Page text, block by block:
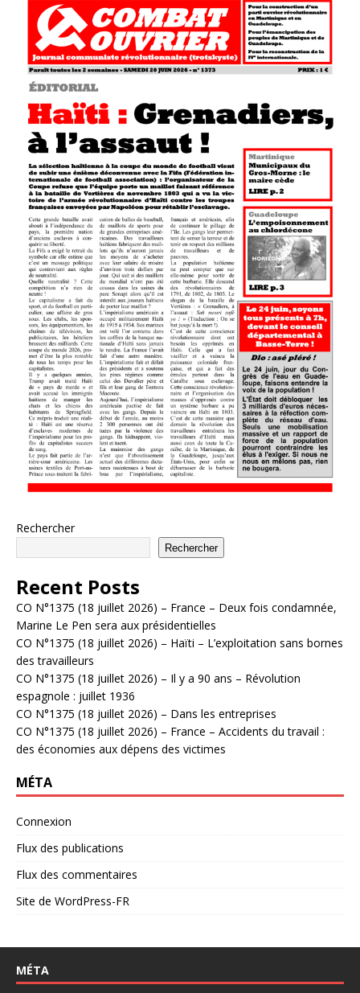
Rechercher
Rechercher
Recent Posts
CO N°1375 (18 juillet 2026) – France – Deux fois condamnée,
Marine Le Pen sera aux présidentielles
CO N°1375 (18 juillet 2026) – Haïti – L’exploitation sans bornes
des travailleurs
CO N°1375 (18 juillet 2026) – Il y a 90 ans – Révolution
espagnole : juillet 1936
CO N°1375 (18 juillet 2026) – Dans les entreprises
CO N°1375 (18 juillet 2026) – France – Accidents du travail :
des économies aux dépens des victimes
MÉTA
Connexion
Flux des publications
Flux des commentaires
Site de WordPress-FR
MÉTA